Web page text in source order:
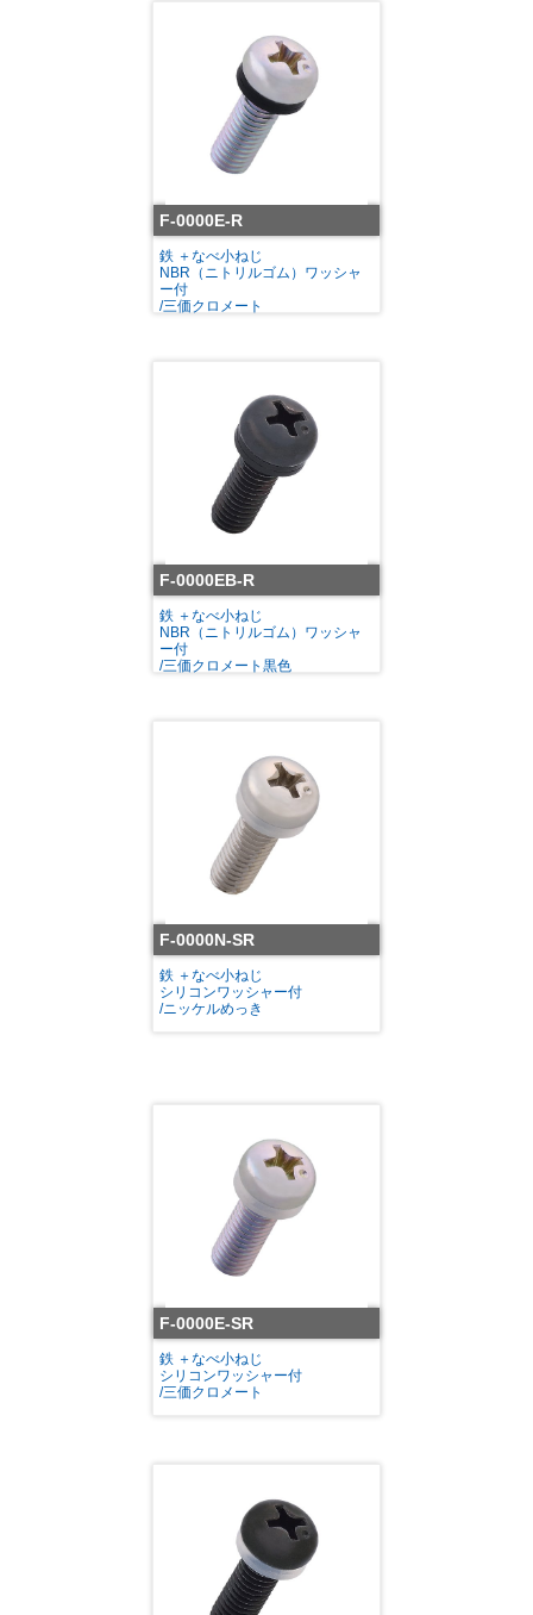
F-0000E-R
鉄 ＋なべ小ねじ
NBR（ニトリルゴム）ワッシャ
ー付
/三価クロメート
F-0000EB-R
鉄 ＋なべ小ねじ
NBR（ニトリルゴム）ワッシャ
ー付
/三価クロメート黒色
F-0000N-SR
鉄 ＋なべ小ねじ
シリコンワッシャー付
/ニッケルめっき
F-0000E-SR
鉄 ＋なべ小ねじ
シリコンワッシャー付
/三価クロメート